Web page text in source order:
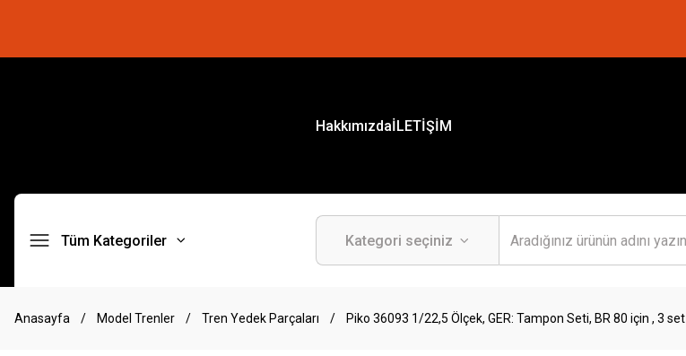
HakkımızdaİLETİŞİM
Tüm Kategoriler
Anasayfa Model Trenler Tren Yedek Parçaları Piko 36093 1/22,5 Ölçek, GER: Tampon Seti, BR 80 için , 3 set